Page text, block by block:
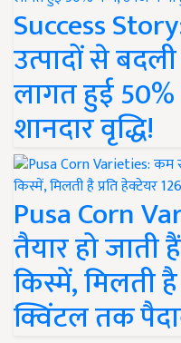
Success
उत्पादों से
लागत हुई
शानदार वृद्धि!
Pusa Corn
तैयार हो जाती
किस्में, मिलती
क्विंटल तक